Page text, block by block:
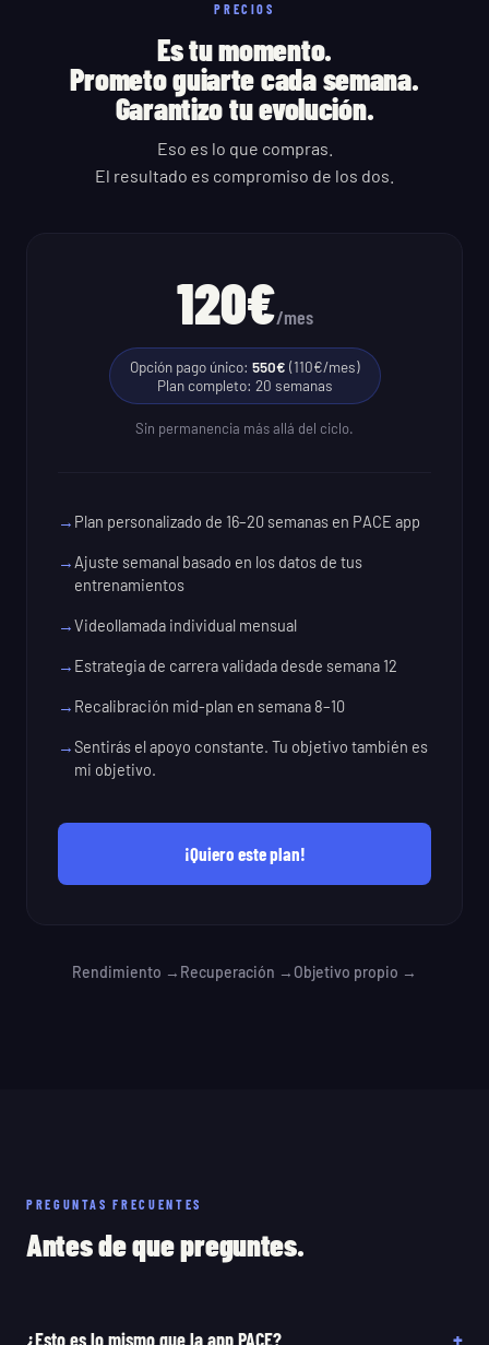
PRECIOS
Es tu momento.
Prometo guiarte cada semana.
Garantizo tu evolución.
Eso es lo que compras.
El resultado es compromiso de los dos.
120€/mes
Opción pago único: 550€ (110€/mes)
Plan completo: 20 semanas
Sin permanencia más allá del ciclo.
Plan personalizado de 16–20 semanas en PACE app
Ajuste semanal basado en los datos de tus
entrenamientos
Videollamada individual mensual
Estrategia de carrera validada desde semana 12
Recalibración mid-plan en semana 8–10
Sentirás el apoyo constante. Tu objetivo también es
mi objetivo.
¡Quiero este plan!
Rendimiento → Recuperación → Objetivo propio →
PREGUNTAS FRECUENTES
Antes de que preguntes.
¿Esto es lo mismo que la app PACE? +